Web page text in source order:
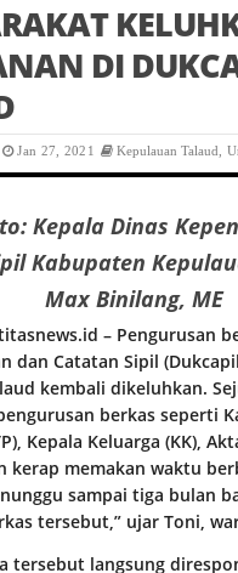
DI
Jan 27, 2021 Kepulauan Talaud
Kepala Dinas
Kabupaten
Max Binilang, ME
– Pengurusan
dan Catatan Sipil
kembali dikeluhkan.
berkas seperti
Kepala Keluarga (KK),
kerap memakan waktu
sampai tiga bulan
tersebut,” ujar Toni,
tersebut langsung